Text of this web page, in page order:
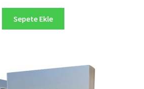
160,00₺.
128,00₺.
Sepete Ekle